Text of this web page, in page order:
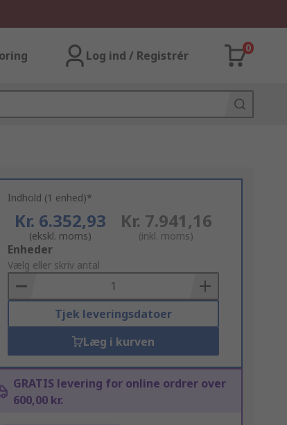
Log ind / Registrér
0
Indhold (1 enhed)*
Kr. 6.352,93
(ekskl. moms)
Kr. 7.941,16
(inkl. moms)
Add
to
Basket
Enheder
Vælg eller skriv antal
Tjek leveringsdatoer
Læg i kurven
GRATIS levering for online ordrer over
600,00 kr.